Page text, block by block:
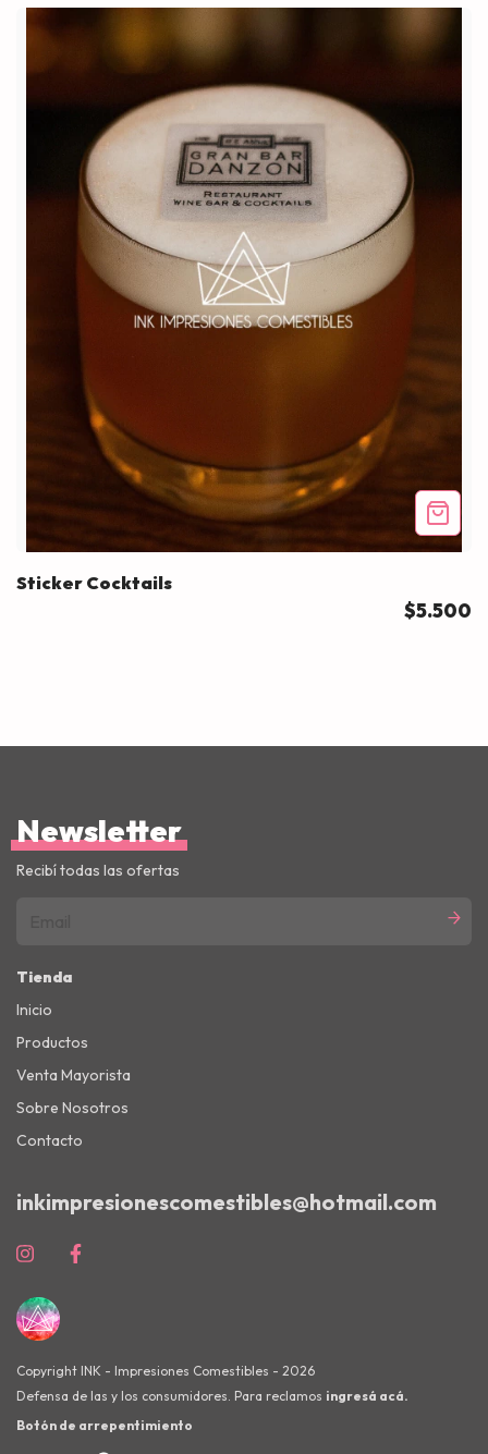
Sticker Cocktails
$5.500
Newsletter
Recibí todas las ofertas
Tienda
Inicio
Productos
Venta Mayorista
Sobre Nosotros
Contacto
inkimpresionescomestibles@hotmail.com
Copyright INK - Impresiones Comestibles - 2026
Defensa de las y los consumidores. Para reclamos ingresá acá.
Botón de arrepentimiento